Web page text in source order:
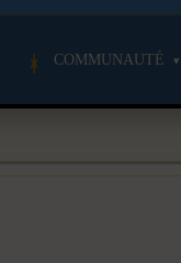
COMMUNAUTÉ